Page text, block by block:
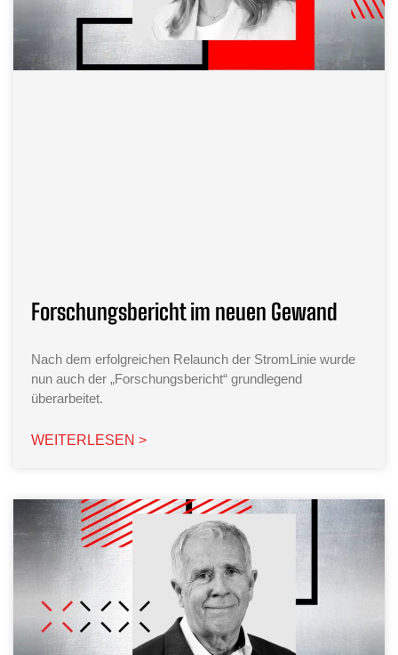
Forschungsbericht im neuen Gewand
Nach dem erfolgreichen Relaunch der StromLinie wurde
nun auch der „Forschungsbericht“ grundlegend
überarbeitet.
WEITERLESEN >